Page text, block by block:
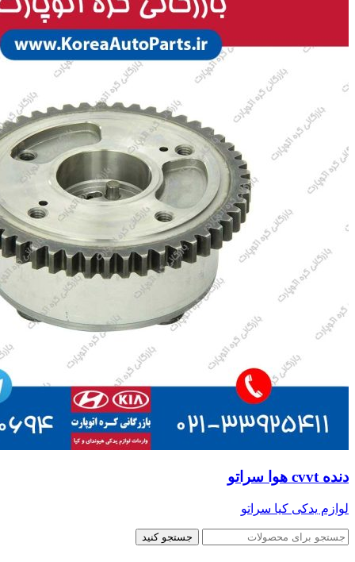
دنده cvvt هوا سراتو
لوازم یدکی کیا سراتو
جستجو کنید